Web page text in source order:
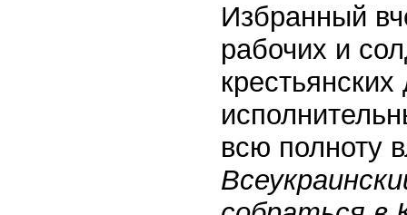
Избранный
рабочих и
всю полноту